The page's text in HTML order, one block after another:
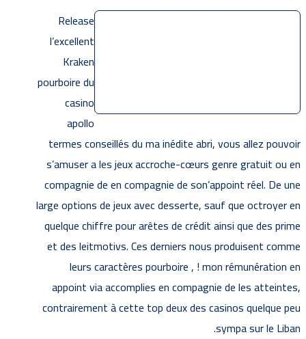
Release
l’excellent
Kraken
pourboire du
casino
apollo
termes conseillés du ma inédite abri, vous allez pouvoir
s’amuser a les jeux accroche-cœurs genre gratuit ou en
compagnie de en compagnie de son’appoint réel. De une
large options de jeux avec desserte, sauf que octroyer en
quelque chiffre pour arêtes de crédit ainsi que des prime
et des leitmotivs. Ces derniers nous produisent comme
leurs caractères pourboire , ! mon rémunération en
appoint via accomplies en compagnie de les atteintes,
contrairement à cette top deux des casinos quelque peu
sympa sur le Liban.